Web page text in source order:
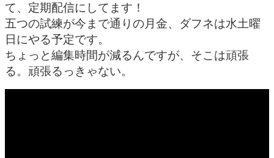
て、定期配信にしてます！
五つの試練が今まで通りの月金、ダフネは水土曜
日にやる予定です。
ちょっと編集時間が減るんですが、そこは頑張
る。頑張るっきゃない。